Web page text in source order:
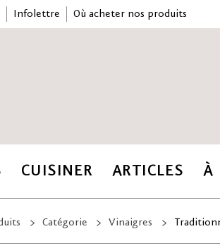
Infolettre Où acheter nos produits
CUISINER ARTICLES À
Catégorie Vinaigres